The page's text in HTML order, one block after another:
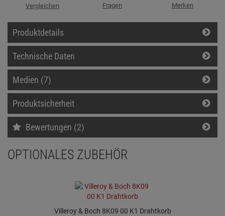
Vergleichen Fragen Merken
Produktdetails
Technische Daten
Medien (7)
Produktsicherheit
Bewertungen (2)
OPTIONALES ZUBEHÖR
Villeroy & Boch 8K09 00 K1 Drahtkorb